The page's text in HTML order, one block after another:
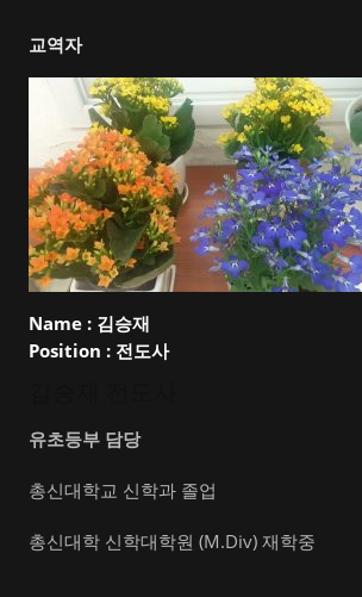
교역자
Name : 김승재
Position : 전도사
유초등부 담당
총신대학교 신학과 졸업
총신대학 신학대학원 (M.Div) 재학중